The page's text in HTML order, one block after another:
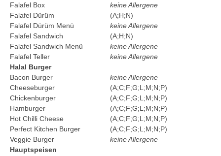
Falafel Box
keine Allergene
Falafel Dürüm
(A;H;N)
Falafel Dürüm Menü
keine Allergene
Falafel Sandwich
(A;H;N)
Falafel Sandwich Menü
keine Allergene
Falafel Teller
keine Allergene
Halal Burger
Bacon Burger
keine Allergene
Cheeseburger
(A;C;F;G;L;M;N;P)
Chickenburger
(A;C;F;G;L;M;N;P)
Hamburger
(A;C;F;G;L;M;N;P)
Hot Chilli Cheese
(A;C;F;G;L;M;N;P)
Perfect Kitchen Burger
(A;C;F;G;L;M;N;P)
Veggie Burger
keine Allergene
Hauptspeisen